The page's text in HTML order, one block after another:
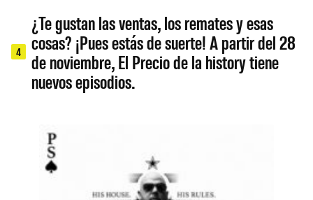
4
¿Te gustan las ventas, los remates y esas
cosas? ¡Pues estás de suerte! A partir del 28
de noviembre, El Precio de la history tiene
nuevos episodios.